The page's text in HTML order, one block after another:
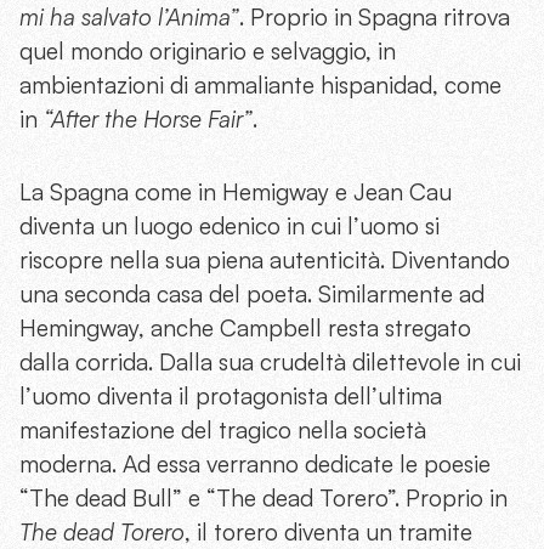
mi ha salvato l’Anima”. Proprio in Spagna ritrova
quel mondo originario e selvaggio, in
ambientazioni di ammaliante hispanidad, come
in “After the Horse Fair”.
La Spagna come in Hemigway e Jean Cau
diventa un luogo edenico in cui l’uomo si
riscopre nella sua piena autenticità. Diventando
una seconda casa del poeta. Similarmente ad
Hemingway, anche Campbell resta stregato
dalla corrida. Dalla sua crudeltà dilettevole in cui
l’uomo diventa il protagonista dell’ultima
manifestazione del tragico nella società
moderna. Ad essa verranno dedicate le poesie
“The dead Bull” e “The dead Torero”. Proprio in
The dead Torero, il torero diventa un tramite